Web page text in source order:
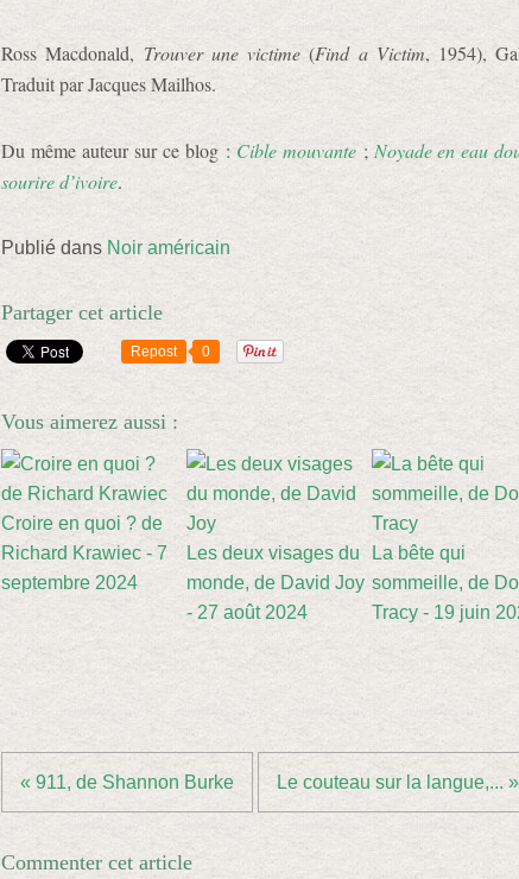
Ross Macdonald, Trouver une victime (Find a Victim, 1954),
Traduit par Jacques Mailhos.
Du même auteur sur ce blog : Cible mouvante; Noyade en eau
sourire d’ivoire.
Publié dans Noir américain
Partager cet article
Repost 0
Vous aimerez aussi :
Croire en quoi ? de
Richard Krawiec - 7
septembre 2024
Les deux visages du
monde, de David Joy
- 27 août 2024
La bête qui
sommeille, de
Tracy - 19 juin
« 911, de Shannon Burke Le couteau sur la langue,... »
Commenter cet article